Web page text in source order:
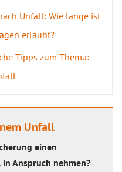
Unfall: Wie lange ist
erlaubt?
Tipps zum Thema:
Unfall
einen
Anspruch nehmen?